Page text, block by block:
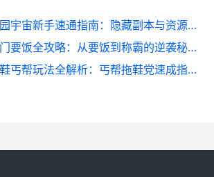
逆水寒庄园宇宙新手速通指南：隐藏副本与资源全攻略
逆水寒掌门要饭全攻略：从要饭到称霸的逆袭秘籍
逆水寒拖鞋丐帮玩法全解析：丐帮拖鞋党速成指南